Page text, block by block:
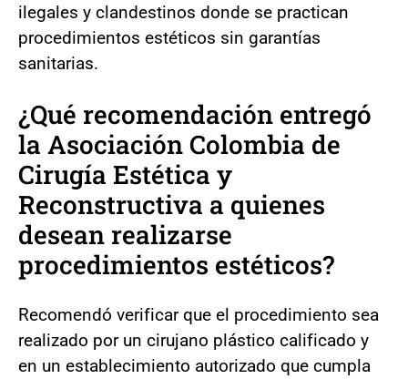
ilegales y clandestinos donde se practican
procedimientos estéticos sin garantías
sanitarias.
¿Qué recomendación entregó
la Asociación Colombia de
Cirugía Estética y
Reconstructiva a quienes
desean realizarse
procedimientos estéticos?
Recomendó verificar que el procedimiento sea
realizado por un cirujano plástico calificado y
en un establecimiento autorizado que cumpla